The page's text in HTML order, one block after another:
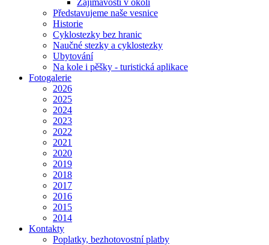
Zajímavosti v okolí
Představujeme naše vesnice
Historie
Cyklostezky bez hranic
Naučné stezky a cyklostezky
Ubytování
Na kole i pěšky - turistická aplikace
Fotogalerie
2026
2025
2024
2023
2022
2021
2020
2019
2018
2017
2016
2015
2014
Kontakty
Poplatky, bezhotovostní platby